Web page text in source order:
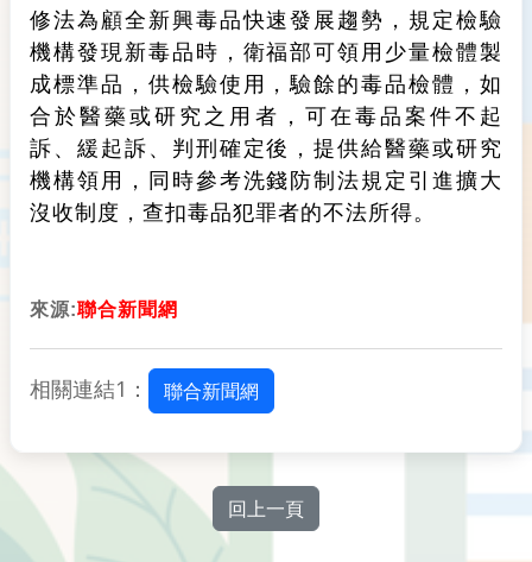
修法為顧全新興毒品快速發展趨勢，規定檢驗
機構發現新毒品時，衛福部可領用少量檢體製
成標準品，供檢驗使用，驗餘的毒品檢體，如
合於醫藥或研究之用者，可在毒品案件不起
訴、緩起訴、判刑確定後，提供給醫藥或研究
機構領用，同時參考洗錢防制法規定引進擴大
沒收制度，查扣毒品犯罪者的不法所得。
來源:聯合新聞網
相關連結1： 聯合新聞網
回上一頁